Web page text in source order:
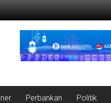
Perbankan Politik